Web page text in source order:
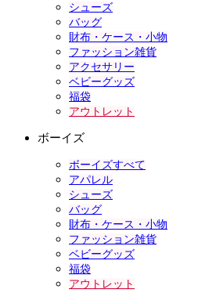
シューズ
バッグ
財布・ケース・小物
ファッション雑貨
アクセサリー
ベビーグッズ
福袋
アウトレット
ボーイズ
ボーイズすべて
アパレル
シューズ
バッグ
財布・ケース・小物
ファッション雑貨
ベビーグッズ
福袋
アウトレット